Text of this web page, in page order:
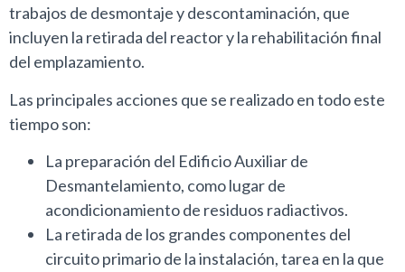
trabajos de desmontaje y descontaminación, que
incluyen la retirada del reactor y la rehabilitación final
del emplazamiento.
Las principales acciones que se realizado en todo este
tiempo son:
La preparación del Edificio Auxiliar de
Desmantelamiento, como lugar de
acondicionamiento de residuos radiactivos.
La retirada de los grandes componentes del
circuito primario de la instalación, tarea en la que